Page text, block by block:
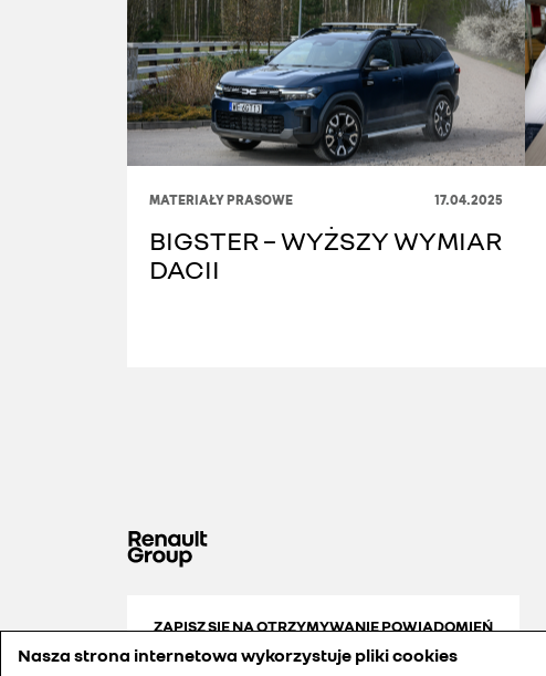
MATERIAŁY PRASOWE 17.04.2025
BIGSTER – WYŻSZY WYMIAR
DACII
ZAPISZ SIĘ NA OTRZYMYWANIE POWIADOMIEŃ
Nasza strona internetowa wykorzystuje pliki cookies